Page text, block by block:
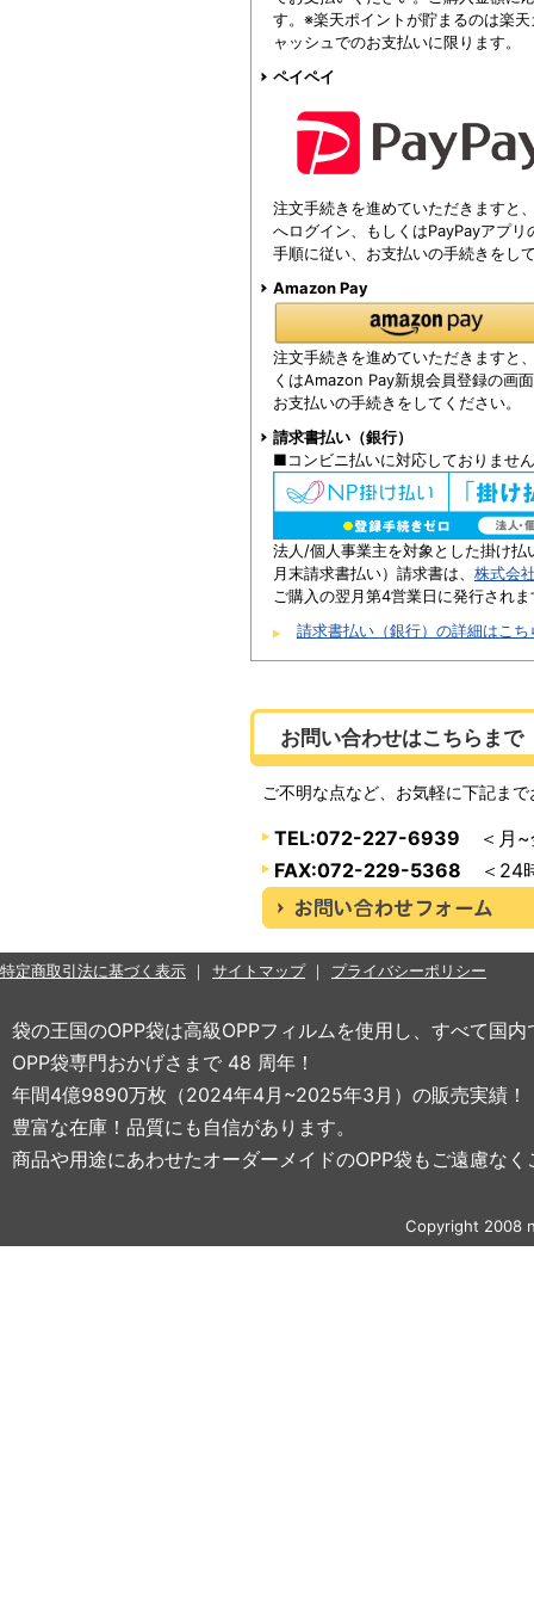
す。※楽天ポイントが貯まるのは楽
ャッシュでのお支払いに限ります。
ペイペイ
注文手続きを進めていただきますと
へログイン、もしくはPayPayアプ
手順に従い、お支払いの手続きをし
Amazon Pay
注文手続きを進めていただきますと
くはAmazon Pay新規会員登録の画
お支払いの手続きをしてください。
請求書払い（銀行）
■コンビニ払いに対応しておりませ
法人/個人事業主を対象とした掛け
月末請求書払い）請求書は、 株式会
ご購入の翌月第4営業日に発行され
請求書払い（銀行）の詳細はこち
お問い合わせはこちらまで
ご不明な点など、お気軽に下記ま
TEL:072-227-6939 ＜月~
FAX:072-229-5368 ＜24
特定商取引法に基づく表示 サイトマップ プライバシーポリシー
袋の王国のOPP袋は高級OPPフィルムを使用し、すべて国
OPP袋専門おかげさまで 48 周年！
年間4億9890万枚（2024年4月~2025年3月）の販売実績！
豊富な在庫！品質にも自信があります。
商品や用途にあわせたオーダーメイドのOPP袋もご遠慮な
Copyright 2008